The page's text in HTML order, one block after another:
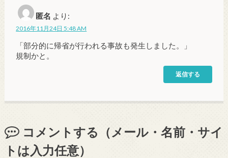
匿名 より:
2016年11月24日 5:48 AM
「部分的に帰省が行われる事故も発生しました。」
規制かと。
返信する
コメントする（メール・名前・サイ
トは入力任意）